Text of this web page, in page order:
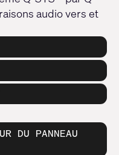
audio vers et
DU PANNEAU